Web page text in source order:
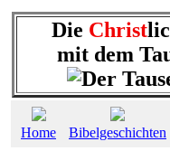
Die Christ
mit dem
Home Bibelgeschichten